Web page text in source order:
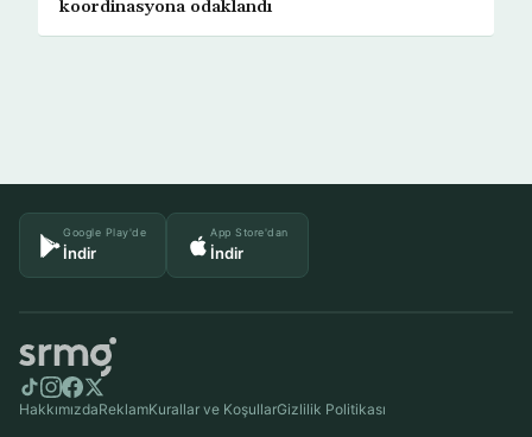
koordinasyona odaklandı
Google Play'de
İndir
App Store'dan
İndir
HakkımızdaReklamKurallar ve KoşullarGizlilik Politikası